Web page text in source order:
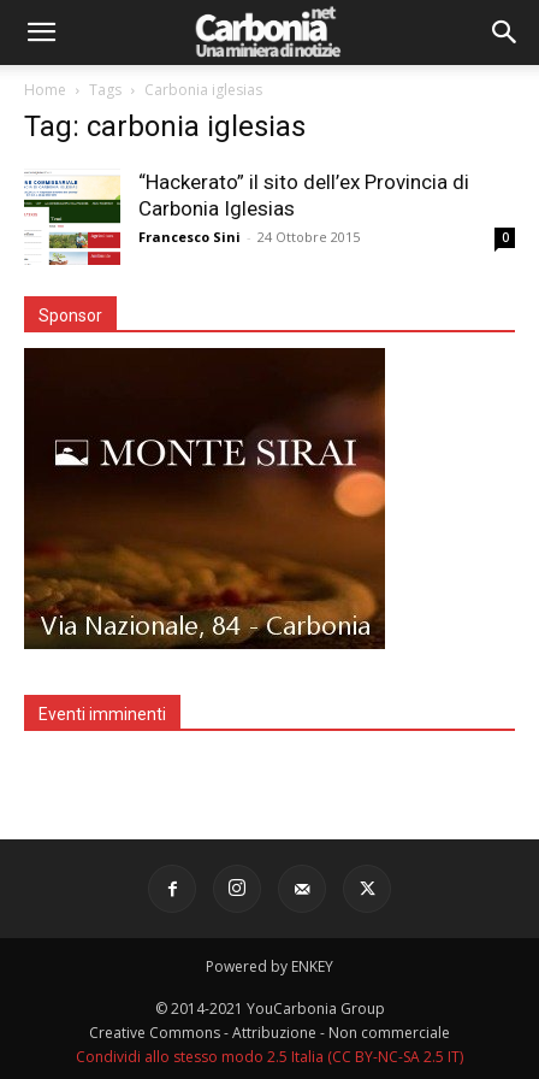
Home Tags Carbonia iglesias
Tag: carbonia iglesias
“Hackerato” il sito dell’ex Provincia di
Carbonia Iglesias
Francesco Sini - 24 Ottobre 2015 0
Sponsor
Eventi imminenti
Powered by ENKEY
© 2014-2021 YouCarbonia Group
Creative Commons - Attribuzione - Non commerciale
Condividi allo stesso modo 2.5 Italia (CC BY-NC-SA 2.5 IT)